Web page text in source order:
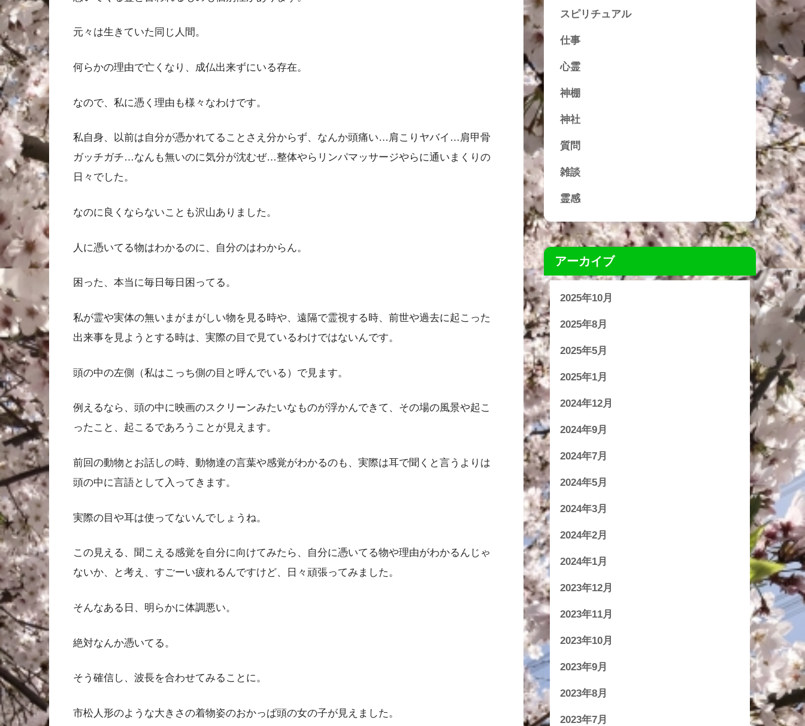
元々は生きていた同じ人間。
何らかの理由で亡くなり、成仏出来ずにいる存在。
なので、私に憑く理由も様々なわけです。
私自身、以前は自分が憑かれてることさえ分からず、なんか頭痛い…肩こりヤバイ…肩甲骨
ガッチガチ…なんも無いのに気分が沈むぜ…整体やらリンパマッサージやらに通いまくりの
日々でした。
なのに良くならないことも沢山ありました。
人に憑いてる物はわかるのに、自分のはわからん。
困った、本当に毎日毎日困ってる。
私が霊や実体の無いまがまがしい物を見る時や、遠隔で霊視する時、前世や過去に起こった
出来事を見ようとする時は、実際の目で見ているわけではないんです。
頭の中の左側（私はこっち側の目と呼んでいる）で見ます。
例えるなら、頭の中に映画のスクリーンみたいなものが浮かんできて、その場の風景や起こ
ったこと、起こるであろうことが見えます。
前回の動物とお話しの時、動物達の言葉や感覚がわかるのも、実際は耳で聞くと言うよりは
頭の中に言語として入ってきます。
実際の目や耳は使ってないんでしょうね。
この見える、聞こえる感覚を自分に向けてみたら、自分に憑いてる物や理由がわかるんじゃ
ないか、と考え、すごーい疲れるんですけど、日々頑張ってみました。
そんなある日、明らかに体調悪い。
絶対なんか憑いてる。
そう確信し、波長を合わせてみることに。
市松人形のような大きさの着物姿のおかっぱ頭の女の子が見えました。
スピリチュアル
仕事
心霊
神棚
神社
質問
雑談
霊感
アーカイブ
2025年10月
2025年8月
2025年5月
2025年1月
2024年12月
2024年9月
2024年7月
2024年5月
2024年3月
2024年2月
2024年1月
2023年12月
2023年11月
2023年10月
2023年9月
2023年8月
2023年7月